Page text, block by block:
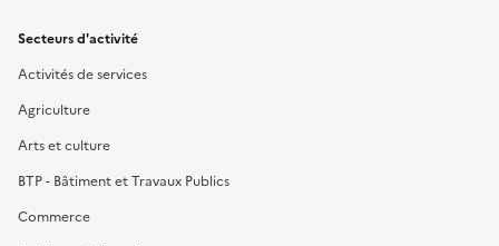
Secteurs d'activité
Activités de services
Agriculture
Arts et culture
BTP - Bâtiment et Travaux Publics
Commerce